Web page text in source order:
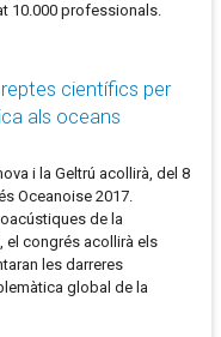
10.000 professionals.
científics per
als oceans
i la Geltrú acollirà, del 8
Oceanoise 2017.
de la
el congrés acollirà els
les darreres
global de la